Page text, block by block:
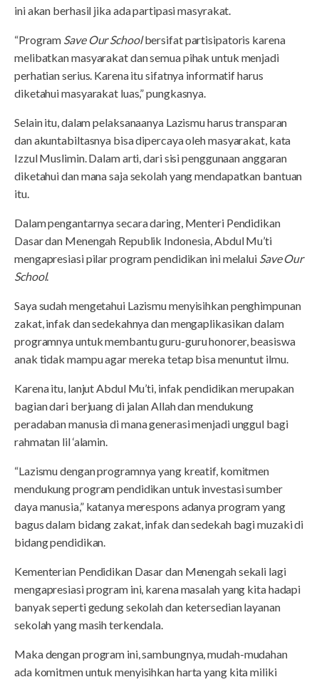
ini akan berhasil jika ada partipasi masyrakat.
“Program Save Our Schoolbersifat partisipatoris karena
melibatkan masyarakat dan semua pihak untuk menjadi
perhatian serius. Karena itu sifatnya informatif harus
diketahui masyarakat luas,” pungkasnya.
Selain itu, dalam pelaksanaanya Lazismu harus transparan
dan akuntabiltasnya bisa dipercaya oleh masyarakat, kata
Izzul Muslimin. Dalam arti, dari sisi penggunaan anggaran
diketahui dan mana saja sekolah yang mendapatkan bantuan
itu.
Dalam pengantarnya secara daring, Menteri Pendidikan
Dasar dan Menengah Republik Indonesia, Abdul Mu’ti
mengapresiasi pilar program pendidikan ini melalui Save Our
School.
Saya sudah mengetahui Lazismu menyisihkan penghimpunan
zakat, infak dan sedekahnya dan mengaplikasikan dalam
programnya untuk membantu guru-guru honorer, beasiswa
anak tidak mampu agar mereka tetap bisa menuntut ilmu.
Karena itu, lanjut Abdul Mu’ti, infak pendidikan merupakan
bagian dari berjuang di jalan Allah dan mendukung
peradaban manusia di mana generasi menjadi unggul bagi
rahmatan lil ‘alamin.
“Lazismu dengan programnya yang kreatif, komitmen
mendukung program pendidikan untuk investasi sumber
daya manusia,” katanya merespons adanya program yang
bagus dalam bidang zakat, infak dan sedekah bagi muzaki di
bidang pendidikan.
Kementerian Pendidikan Dasar dan Menengah sekali lagi
mengapresiasi program ini, karena masalah yang kita hadapi
banyak seperti gedung sekolah dan ketersedian layanan
sekolah yang masih terkendala.
Maka dengan program ini, sambungnya, mudah-mudahan
ada komitmen untuk menyisihkan harta yang kita miliki